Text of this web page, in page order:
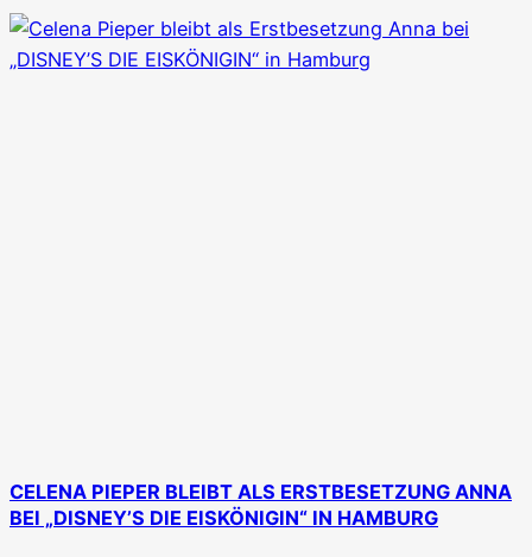
CELENA PIEPER BLEIBT ALS ERSTBESETZUNG ANNA
BEI „DISNEY’S DIE EISKÖNIGIN“ IN HAMBURG